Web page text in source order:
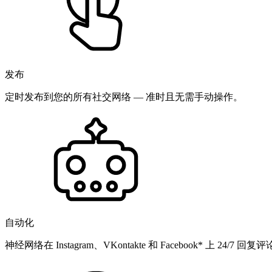
发布
定时发布到您的所有社交网络 — 准时且无需手动操作。
自动化
神经网络在 Instagram、VKontakte 和 Facebook* 上 24/7 回复评